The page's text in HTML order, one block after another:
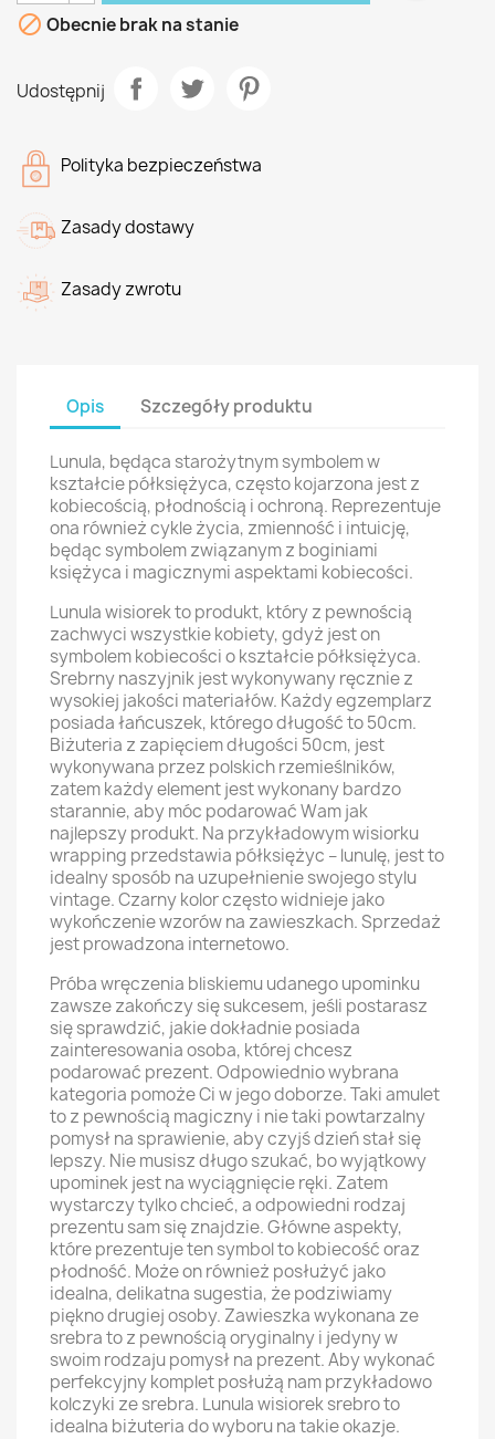
 Obecnie brak na stanie
Udostępnij
Polityka bezpieczeństwa
Zasady dostawy
Zasady zwrotu
Opis Szczegóły produktu
Lunula, będąca starożytnym symbolem w
kształcie półksiężyca, często kojarzona jest z
kobiecością, płodnością i ochroną. Reprezentuje
ona również cykle życia, zmienność i intuicję,
będąc symbolem związanym z boginiami
księżyca i magicznymi aspektami kobiecości.
Lunula wisiorek to produkt, który z pewnością
zachwyci wszystkie kobiety, gdyż jest on
symbolem kobiecości o kształcie półksiężyca.
Srebrny naszyjnik jest wykonywany ręcznie z
wysokiej jakości materiałów. Każdy egzemplarz
posiada łańcuszek, którego długość to 50cm.
Biżuteria z zapięciem długości 50cm, jest
wykonywana przez polskich rzemieślników,
zatem każdy element jest wykonany bardzo
starannie, aby móc podarować Wam jak
najlepszy produkt. Na przykładowym wisiorku
wrapping przedstawia półksiężyc – lunulę, jest to
idealny sposób na uzupełnienie swojego stylu
vintage. Czarny kolor często widnieje jako
wykończenie wzorów na zawieszkach. Sprzedaż
jest prowadzona internetowo.
Próba wręczenia bliskiemu udanego upominku
zawsze zakończy się sukcesem, jeśli postarasz
się sprawdzić, jakie dokładnie posiada
zainteresowania osoba, której chcesz
podarować prezent. Odpowiednio wybrana
kategoria pomoże Ci w jego doborze. Taki amulet
to z pewnością magiczny i nie taki powtarzalny
pomysł na sprawienie, aby czyjś dzień stał się
lepszy. Nie musisz długo szukać, bo wyjątkowy
upominek jest na wyciągnięcie ręki. Zatem
wystarczy tylko chcieć, a odpowiedni rodzaj
prezentu sam się znajdzie. Główne aspekty,
które prezentuje ten symbol to kobiecość oraz
płodność. Może on również posłużyć jako
idealna, delikatna sugestia, że podziwiamy
piękno drugiej osoby. Zawieszka wykonana ze
srebra to z pewnością oryginalny i jedyny w
swoim rodzaju pomysł na prezent. Aby wykonać
perfekcyjny komplet posłużą nam przykładowo
kolczyki ze srebra. Lunula wisiorek srebro to
idealna biżuteria do wyboru na takie okazje.